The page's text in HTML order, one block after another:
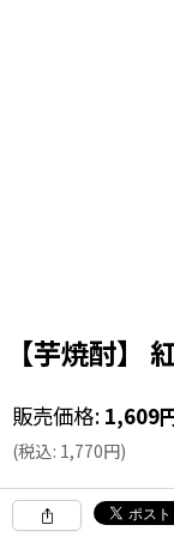
【芋焼酎】
販売価格: 1,609
(税込: 1,770円)